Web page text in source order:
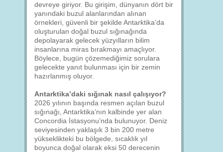
devreye giriyor. Bu girişim, dünyanın dört bir
yanındaki buzul alanlarından alınan
örnekleri, güvenli bir şekilde Antarktika’da
oluşturulan doğal buzul sığınağında
depolayarak gelecek yüzyılların bilim
insanlarına miras bırakmayı amaçlıyor.
Böylece, bugün çözemediğimiz sorulara
gelecekte yanıt bulunması için bir zemin
hazırlanmış oluyor.
Antarktika’daki sığınak nasıl çalışıyor?
2026 yılının başında resmen açılan buzul
sığınağı, Antarktika’nın kalbinde yer alan
Concordia İstasyonu’nda bulunuyor. Deniz
seviyesinden yaklaşık 3 bin 200 metre
yükseklikteki bu bölgede, sıcaklık yıl
boyunca doğal olarak eksi 50 derecenin